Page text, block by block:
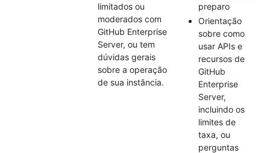
limitados ou
moderados com
GitHub Enterprise
Server, ou tem
dúvidas gerais
sobre a operação
de sua instância.
preparo
Orientação
sobre como
usar APIs e
recursos de
GitHub
Enterprise
Server,
incluindo os
limites de
taxa, ou
perguntas